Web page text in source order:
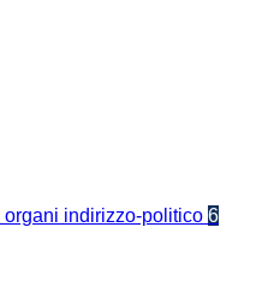
organi indirizzo-politico 6